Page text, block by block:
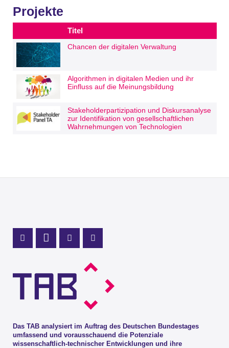
Projekte
Titel
Chancen der digitalen Verwaltung
Algorithmen in digitalen Medien und ihr
Einfluss auf die Meinungsbildung
Stakeholderpartizipation und Diskursanalyse
zur Identifikation von gesellschaftlichen
Wahrnehmungen von Technologien
Das TAB analysiert im Auftrag des Deutschen Bundestages
umfassend und vorausschauend die Potenziale
wissenschaftlich-technischer Entwicklungen und ihre
Profil Mastodon
LinkedIn Profil
Instagram Profil
Youtube Profil